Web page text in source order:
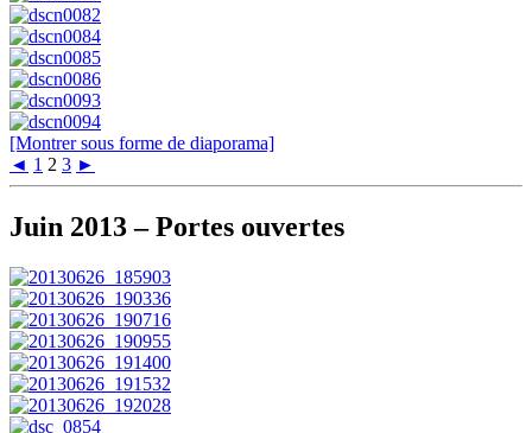
[Montrer sous forme de diaporama]
◄ 1 2 3 ►
Juin 2013 – Portes ouvertes